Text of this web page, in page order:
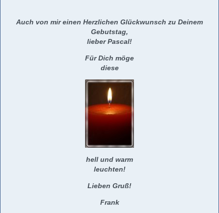
Auch von mir einen Herzlichen Glückwunsch zu Deinem
Gebutstag,
lieber Pascal!
Für Dich möge
diese
hell und warm
leuchten!
Lieben Gruß!
Frank